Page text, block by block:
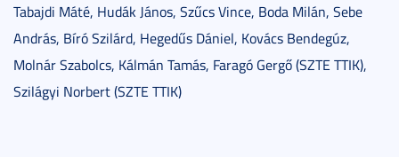
Tabajdi Máté, Hudák János, Szűcs Vince, Boda Milán, Sebe
András, Bíró Szilárd, Hegedűs Dániel, Kovács Bendegúz,
Molnár Szabolcs, Kálmán Tamás, Faragó Gergő (SZTE TTIK),
Szilágyi Norbert (SZTE TTIK)